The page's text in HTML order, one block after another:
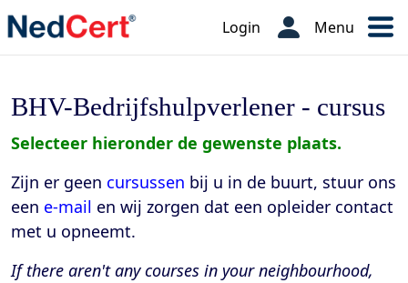
Login Menu
BHV-Bedrijfshulpverlener - cursus
Selecteer hieronder de gewenste plaats.
Zijn er geen cursussen bij u in de buurt, stuur ons
een e-mail en wij zorgen dat een opleider contact
met u opneemt.
If there aren't any courses in your neighbourhood,